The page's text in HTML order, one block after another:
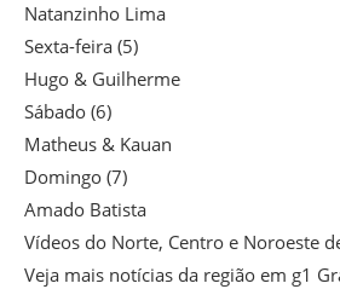
Natanzinho Lima
Sexta-feira (5)
Hugo & Guilherme
Sábado (6)
Matheus & Kauan
Domingo (7)
Amado Batista
Vídeos do Norte, Centro e Noroeste
Veja mais notícias da região em g1